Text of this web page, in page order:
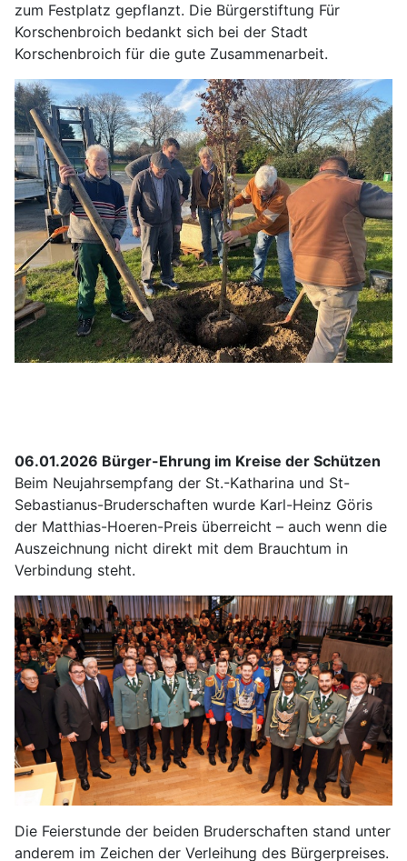
zum Festplatz gepflanzt. Die Bürgerstiftung Für
Korschenbroich bedankt sich bei der Stadt
Korschenbroich für die gute Zusammenarbeit.
06.01.2026 Bürger-Ehrung im Kreise der Schützen
Beim Neujahrsempfang der St.-Katharina und St-
Sebastianus-Bruderschaften wurde Karl-Heinz Göris
der Matthias-Hoeren-Preis überreicht – auch wenn die
Auszeichnung nicht direkt mit dem Brauchtum in
Verbindung steht.
Die Feierstunde der beiden Bruderschaften stand unter
anderem im Zeichen der Verleihung des Bürgerpreises.